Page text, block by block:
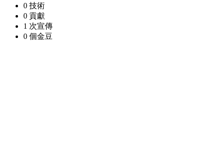
0 技術
0 貢獻
1 次宣傳
0 個金豆